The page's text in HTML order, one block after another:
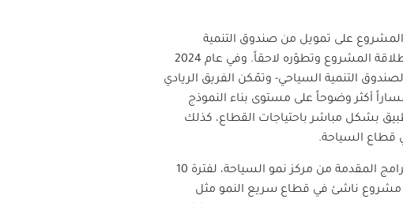
كفكرة تبحث عن مساحة للنمو والتطوّر، وفي مراحله الأولى عام 2022 حصل المشروع على تمويل من صندوق التنمية
المشروع وتطوّره لاحقاً.
وفي عام 2024
التنمية السياحي- وتمّكن الفريق الريادي
أكثر وضوحاً على مستوى بناء النموذج
بشكل مباشر باحتياجات القطاع، كذلك
قطاع السياحة.
وفي عام 2025 حدثت النقلة النوعية لمشروع هايدو ، حيث انضم لبرنامج حاضنة نمو السياحة، أحد البرامج المقدمة من مركز نمو السياحة، لفترة 10
مشروع ناشئ في قطاع سريع النمو مثل